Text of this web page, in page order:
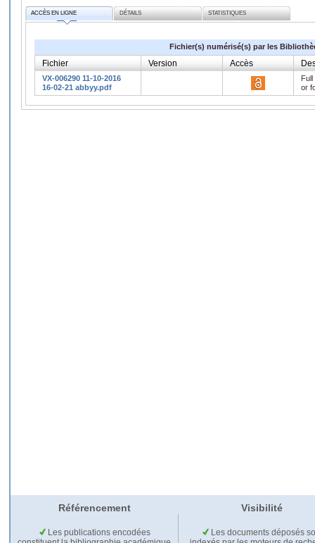
ACCÈS EN LIGNE DÉTAILS STATISTIQUES
Fichier(s) numérisé(s) par les
Fichier Version Accès
VX-006290 11-10-2016
16-02-21 abbyy.pdf
or
Référencement Visibilité
Les publications encodées
Les documents déposés